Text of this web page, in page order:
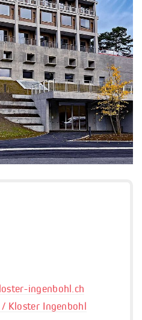
ingenbohl.ch
Kloster Ingenbohl